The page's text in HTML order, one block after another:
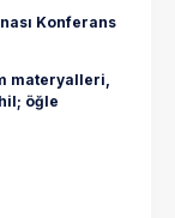
Konferans
materyalleri,
öğle